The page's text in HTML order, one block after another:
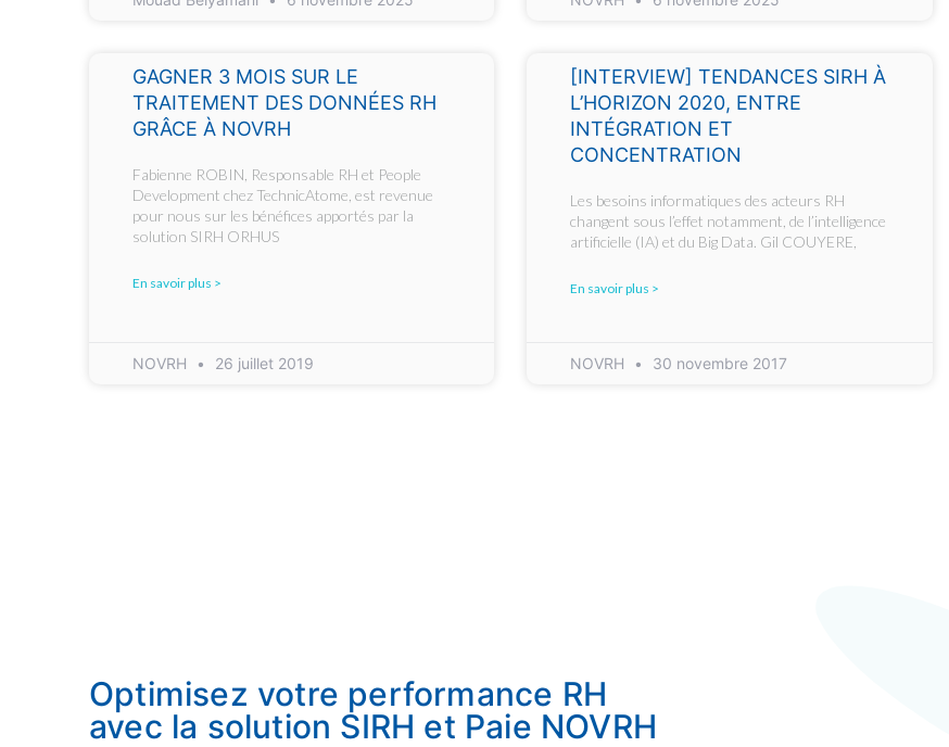
GAGNER 3 MOIS SUR LE
TRAITEMENT DES DONNÉES RH
GRÂCE À NOVRH
Fabienne ROBIN, Responsable RH et People
Development chez TechnicAtome, est revenue
pour nous sur les bénéfices apportés par la
solution SIRH ORHUS
En savoir plus >
NOVRH 26 juillet 2019
[INTERVIEW] TENDANCES SIRH À
L’HORIZON 2020, ENTRE
INTÉGRATION ET
CONCENTRATION
Les besoins informatiques des acteurs RH
changent sous l’effet notamment, de l’intelligence
artificielle (IA) et du Big Data. Gil COUYERE,
En savoir plus >
NOVRH 30 novembre 2017
Optimisez votre performance RH
avec la solution SIRH et Paie NOVRH